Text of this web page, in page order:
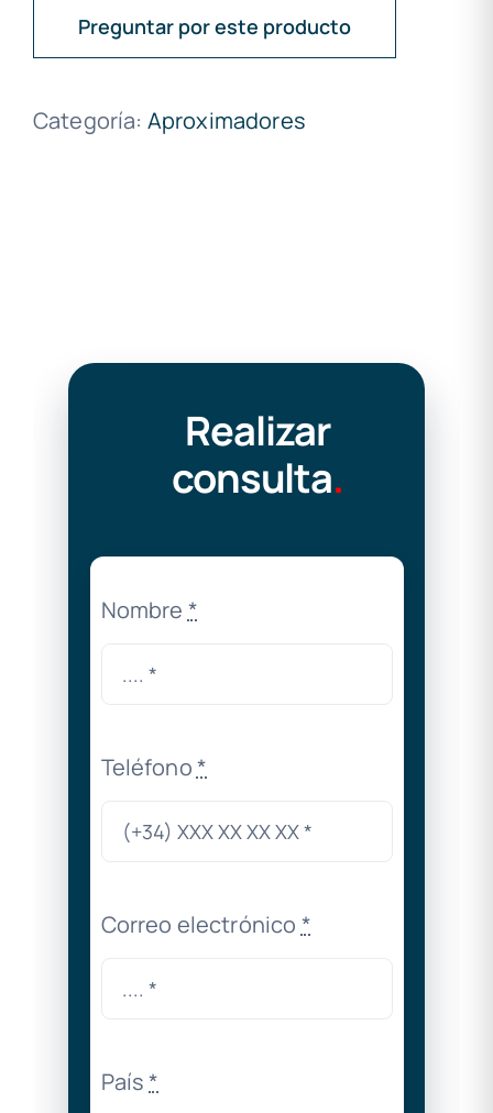
Preguntar por este producto
Categoría: Aproximadores
Realizar
consulta.
Nombre *
Teléfono*
Correo electrónico *
País*